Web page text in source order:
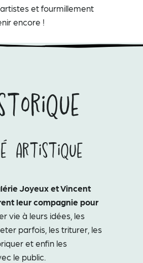
et fourmillement
encore !
Artistique
Joyeux et Vincent
leur compagnie pour
vie à leurs idées, les
parfois, les triturer, les
et enfin les
le public.